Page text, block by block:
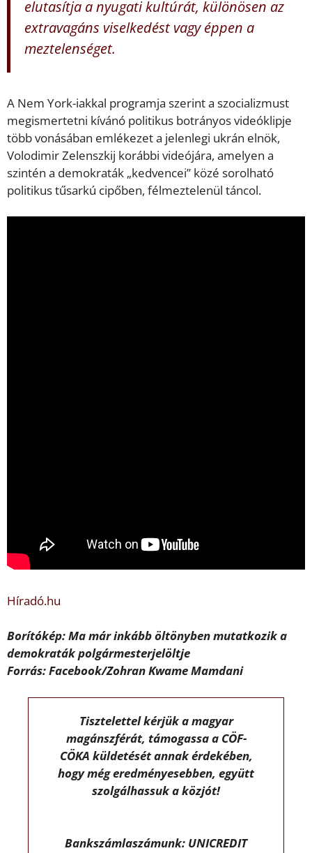
elutasítja a nyugati kultúrát, különösen az
extravagáns viselkedést vagy éppen a
meztelenséget.
A Nem York-iakkal programja szerint a szocializmust
megismertetni kívánó politikus botrányos videóklipje
több vonásában emlékezet a jelenlegi ukrán elnök,
Volodimir Zelenszkij korábbi videójára, amelyen a
szintén a demokraták „kedvencei” közé sorolható
politikus tűsarkú cipőben, félmeztelenül táncol.
Híradó.hu
Borítókép: Ma már inkább öltönyben mutatkozik a
demokraták polgármesterjelöltje
Forrás: Facebook/Zohran Kwame Mamdani
Tisztelettel kérjük a magyar
magánszférát, támogassa a CÖF-
CÖKA küldetését annak érdekében,
hogy még eredményesebben, együtt
szolgálhassuk a közjót!
Bankszámlaszámunk: UNICREDIT